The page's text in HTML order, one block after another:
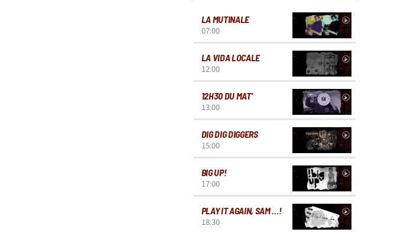
LA MUTINALE
07:00
LA VIDA LOCALE
12:00
12H30 DU MAT’
13:00
DIG DIG DIGGERS
15:00
BIG UP!
17:00
PLAY IT AGAIN, SAM …!
18:30